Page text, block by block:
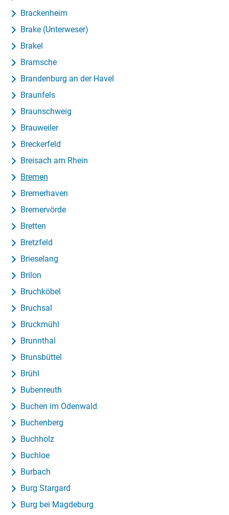
Brackenheim
Brake (Unterweser)
Brakel
Bramsche
Brandenburg an der Havel
Braunfels
Braunschweig
Brauweiler
Breckerfeld
Breisach am Rhein
Bremen
Bremerhaven
Bremervörde
Bretten
Bretzfeld
Brieselang
Brilon
Bruchköbel
Bruchsal
Bruckmühl
Brunnthal
Brunsbüttel
Brühl
Bubenreuth
Buchen im Odenwald
Buchenberg
Buchholz
Buchloe
Burbach
Burg Stargard
Burg bei Magdeburg